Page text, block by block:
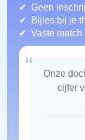
Geen
Bijles bij je
Vaste
“
Onze
cijfer